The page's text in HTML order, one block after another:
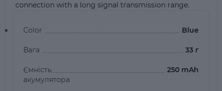
connection with a long signal transmission range.
Color Blue
Вага 33 г
Ємність
акумулятора
250 mAh